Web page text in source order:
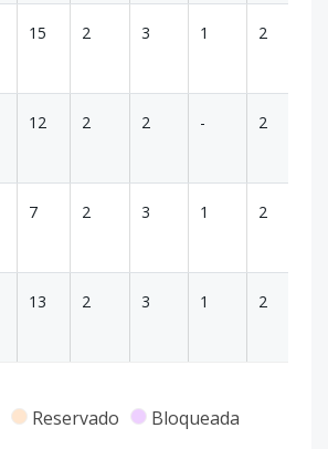
15 2 3 1 2
12 2 2 - 2
7 2 3 1 2
13 2 3 1 2
Reservado Bloqueada